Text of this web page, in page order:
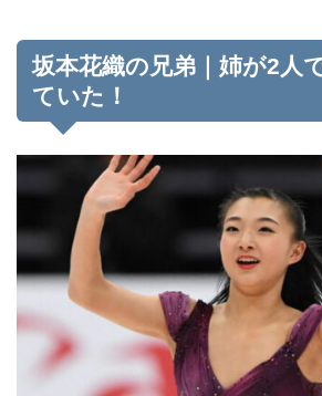
坂本花織の兄弟｜姉が2人
ていた！